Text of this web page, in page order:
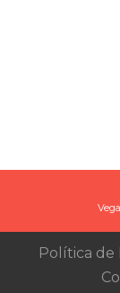
Política de